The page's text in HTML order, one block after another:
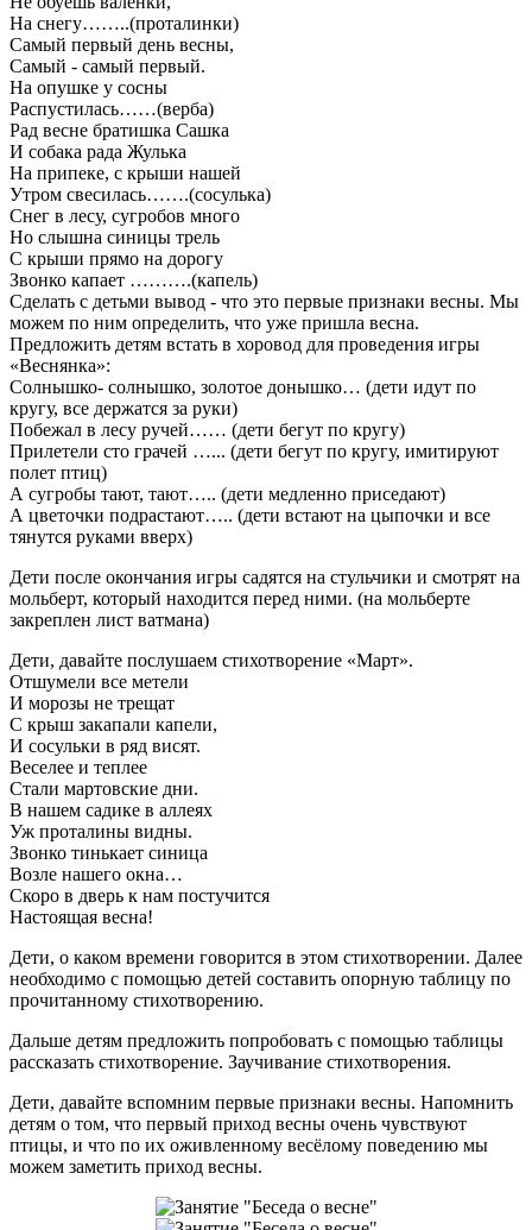
На снегу……..(проталинки)
Самый первый день весны,
Самый - самый первый.
На опушке у сосны
Распустилась……(верба)
Рад весне братишка Сашка
И собака рада Жулька
На припеке, с крыши нашей
Утром свесилась…….(сосулька)
Снег в лесу, сугробов много
Но слышна синицы трель
С крыши прямо на дорогу
Звонко капает ……….(капель)
Сделать с детьми вывод - что это первые признаки весны. Мы
можем по ним определить, что уже пришла весна.
Предложить детям встать в хоровод для проведения игры
«Веснянка»:
Солнышко- солнышко, золотое донышко… (дети идут по
кругу, все держатся за руки)
Побежал в лесу ручей…… (дети бегут по кругу)
Прилетели сто грачей …... (дети бегут по кругу, имитируют
полет птиц)
А сугробы тают, тают….. (дети медленно приседают)
А цветочки подрастают….. (дети встают на цыпочки и все
тянутся руками вверх)
Дети после окончания игры садятся на стульчики и смотрят на
мольберт, который находится перед ними. (на мольберте
закреплен лист ватмана)
Дети, давайте послушаем стихотворение «Март».
Отшумели все метели
И морозы не трещат
С крыш закапали капели,
И сосульки в ряд висят.
Веселее и теплее
Стали мартовские дни.
В нашем садике в аллеях
Уж проталины видны.
Звонко тинькает синица
Возле нашего окна…
Скоро в дверь к нам постучится
Настоящая весна!
Дети, о каком времени говорится в этом стихотворении. Далее
необходимо с помощью детей составить опорную таблицу по
прочитанному стихотворению.
Дальше детям предложить попробовать с помощью таблицы
рассказать стихотворение. Заучивание стихотворения.
Дети, давайте вспомним первые признаки весны. Напомнить
детям о том, что первый приход весны очень чувствуют
птицы, и что по их оживленному весёлому поведению мы
можем заметить приход весны.